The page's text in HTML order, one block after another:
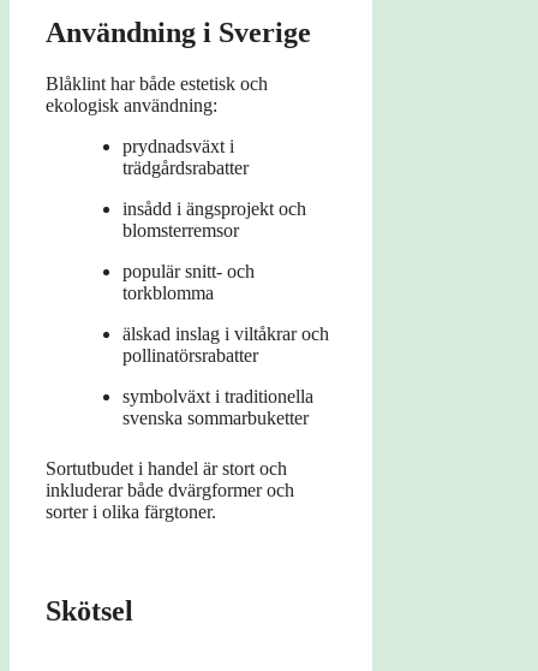
Användning i Sverige
Blåklint har både estetisk och
ekologisk användning:
prydnadsväxt i
trädgårdsrabatter
insådd i ängsprojekt och
blomsterremsor
populär snitt- och
torkblomma
älskad inslag i viltåkrar och
pollinatörsrabatter
symbolväxt i traditionella
svenska sommarbuketter
Sortutbudet i handel är stort och
inkluderar både dvärgformer och
sorter i olika färgtoner.
Skötsel